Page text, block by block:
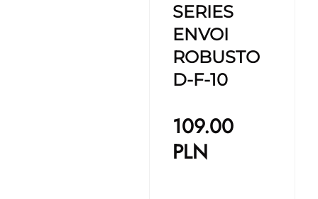
SERIES
ENVOI
ROBUSTO
D-F-10
109.00
PLN